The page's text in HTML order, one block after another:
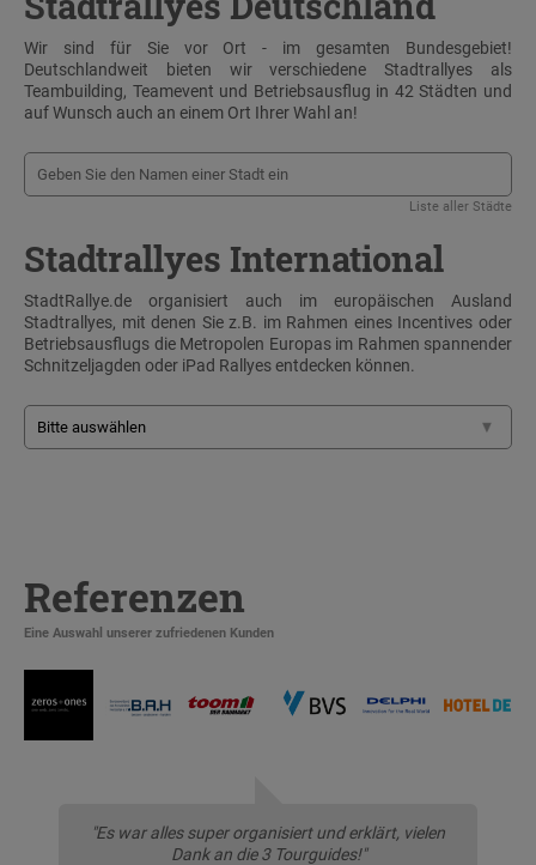
Wir sind für Sie vor Ort - im gesamten Bundesgebiet!
Deutschlandweit bieten wir verschiedene Stadtrallyes als
Teambuilding, Teamevent und Betriebsausflug in 42 Städten und
auf Wunsch auch an einem Ort Ihrer Wahl an!
Liste aller Städte
Stadtrallyes International
StadtRallye.de organisiert auch im europäischen Ausland
Stadtrallyes, mit denen Sie z.B. im Rahmen eines Incentives oder
Betriebsausflugs die Metropolen Europas im Rahmen spannender
Schnitzeljagden oder iPad Rallyes entdecken können.
Referenzen
Eine Auswahl unserer zufriedenen Kunden
"Es war alles super organisiert und erklärt, vielen
Dank an die 3 Tourguides!"